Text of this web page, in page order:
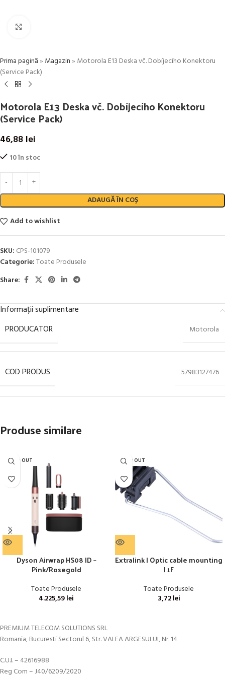
Prima pagină» Magazin» Motorola E13 Deska vč. Dobíjecího Konektoru
(Service Pack)
Motorola E13 Deska vč. Dobíjecího Konektoru
(Service Pack)
46,88 lei
10 în stoc
ADAUGĂ ÎN COȘ
Add to wishlist
SKU: CPS-101079
Categorie:Toate Produsele
Share:
Informații suplimentare
PRODUCATOR
Motorola
COD PRODUS 57983127476
Produse similare
SOLD OUT
Dyson Airwrap HS08 ID –
Pink/Rosegold
Toate Produsele
4.225,59lei
SOLD OUT
Extralink | Optic cable mounting
| 1F
Toate Produsele
3,72lei
PREMIUM TELECOM SOLUTIONS SRL
Romania, Bucuresti Sectorul 6, Str. VALEA ARGESULUI, Nr. 14
C.U.I. – 42616988
Reg Com – J40/6209/2020